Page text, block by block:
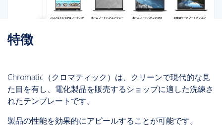
特徴
Chromatic（クロマティック）は、クリーンで現代的な見
た目を有し、電化製品を販売するショップに適した洗練さ
れたテンプレートです。
製品の性能を効果的にアピールすることが可能です。